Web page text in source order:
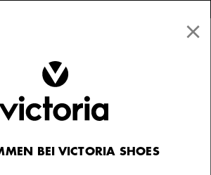
×
BEI VICTORIA SHOES